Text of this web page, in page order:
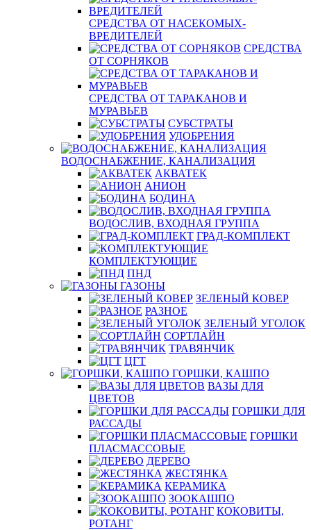
СРЕДСТВА ОТ НАСЕКОМЫХ-
ВРЕДИТЕЛЕЙ
СРЕДСТВА
ОТ СОРНЯКОВ
СРЕДСТВА ОТ ТАРАКАНОВ И
МУРАВЬЕВ
СУБСТРАТЫ
УДОБРЕНИЯ
ВОДОСНАБЖЕНИЕ, КАНАЛИЗАЦИЯ
АКВАТЕК
АНИОН
БОДИНА
ВОДОСЛИВ, ВХОДНАЯ ГРУППА
ГРАД-КОМПЛЕКТ
КОМПЛЕКТУЮЩИЕ
ПНД
ГАЗОНЫ
ЗЕЛЕНЫЙ КОВЕР
РАЗНОЕ
ЗЕЛЕНЫЙ УГОЛОК
СОРТЛАЙН
ТРАВЯНЧИК
ЦГТ
ГОРШКИ, КАШПО
ВАЗЫ ДЛЯ
ЦВЕТОВ
ГОРШКИ ДЛЯ
РАССАДЫ
ГОРШКИ
ПЛАСМАССОВЫЕ
ДЕРЕВО
ЖЕСТЯНКА
КЕРАМИКА
ЗООКАШПО
КОКОВИТЫ,
РОТАНГ